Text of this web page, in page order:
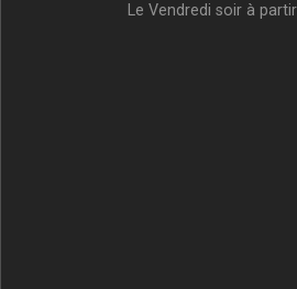
Le Vendredi soir à